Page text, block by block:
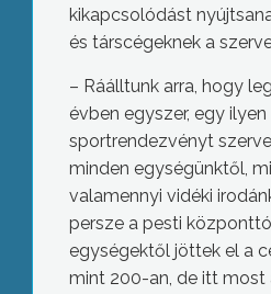
kikapcsolódást
és társcégeknek a
– Ráálltunk arra, hogy
évben egyszer, egy
sportrendezvényt
minden egységünktől,
valamennyi vidéki
persze a pesti
egységektől jöttek el a
mint 200-an, de itt most